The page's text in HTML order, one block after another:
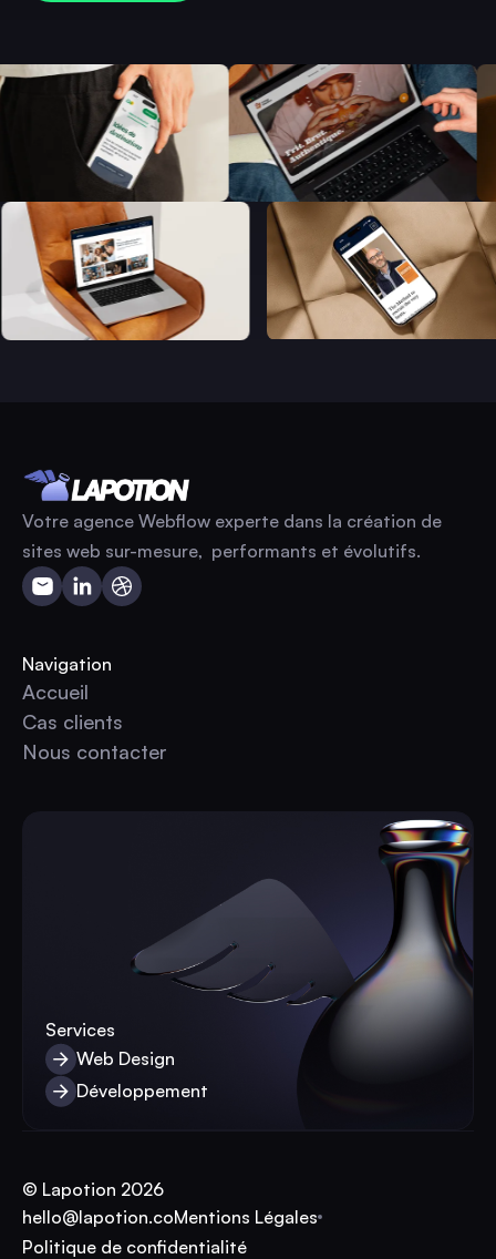
Votre agence Webflow experte dans la création de
sites web sur-mesure, performants et évolutifs.
Navigation
Accueil
Accueil
Cas clients
Cas clients
Nous contacter
Services
Web Design
Web Design
Développement
© Lapotion 2026
hello@lapotion.co
hello@lapotion.co
Mentions Légales
Mentions Légales
Politique de confidentialité